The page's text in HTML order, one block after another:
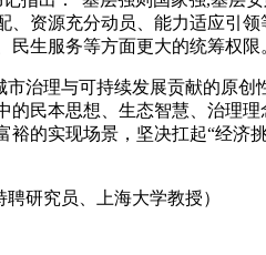
资源充分动员、能力适应引
生服务等方面更大的统筹权限
治理与可持续发展贡献的原
民本思想、生态智慧、治理
的实现场景，坚决扛起“经
研究员、上海大学教授）